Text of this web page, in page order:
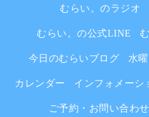
むらい。のラジオ
むらい。の公式LINE
今日のむらいブログ 水
カレンダー インフォメーシ
ご予約・お問い合わせ